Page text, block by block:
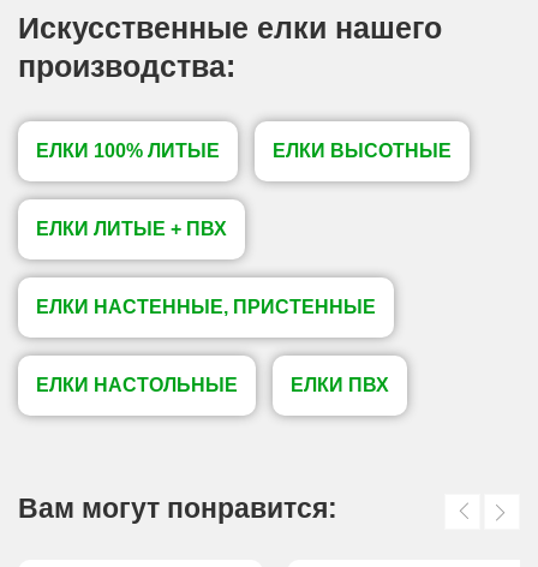
Искусственные елки нашего
производства:
ЕЛКИ 100% ЛИТЫЕ ЕЛКИ ВЫСОТНЫЕ
ЕЛКИ ЛИТЫЕ + ПВХ
ЕЛКИ НАСТЕННЫЕ, ПРИСТЕННЫЕ
ЕЛКИ НАСТОЛЬНЫЕ ЕЛКИ ПВХ
Вам могут понравится: